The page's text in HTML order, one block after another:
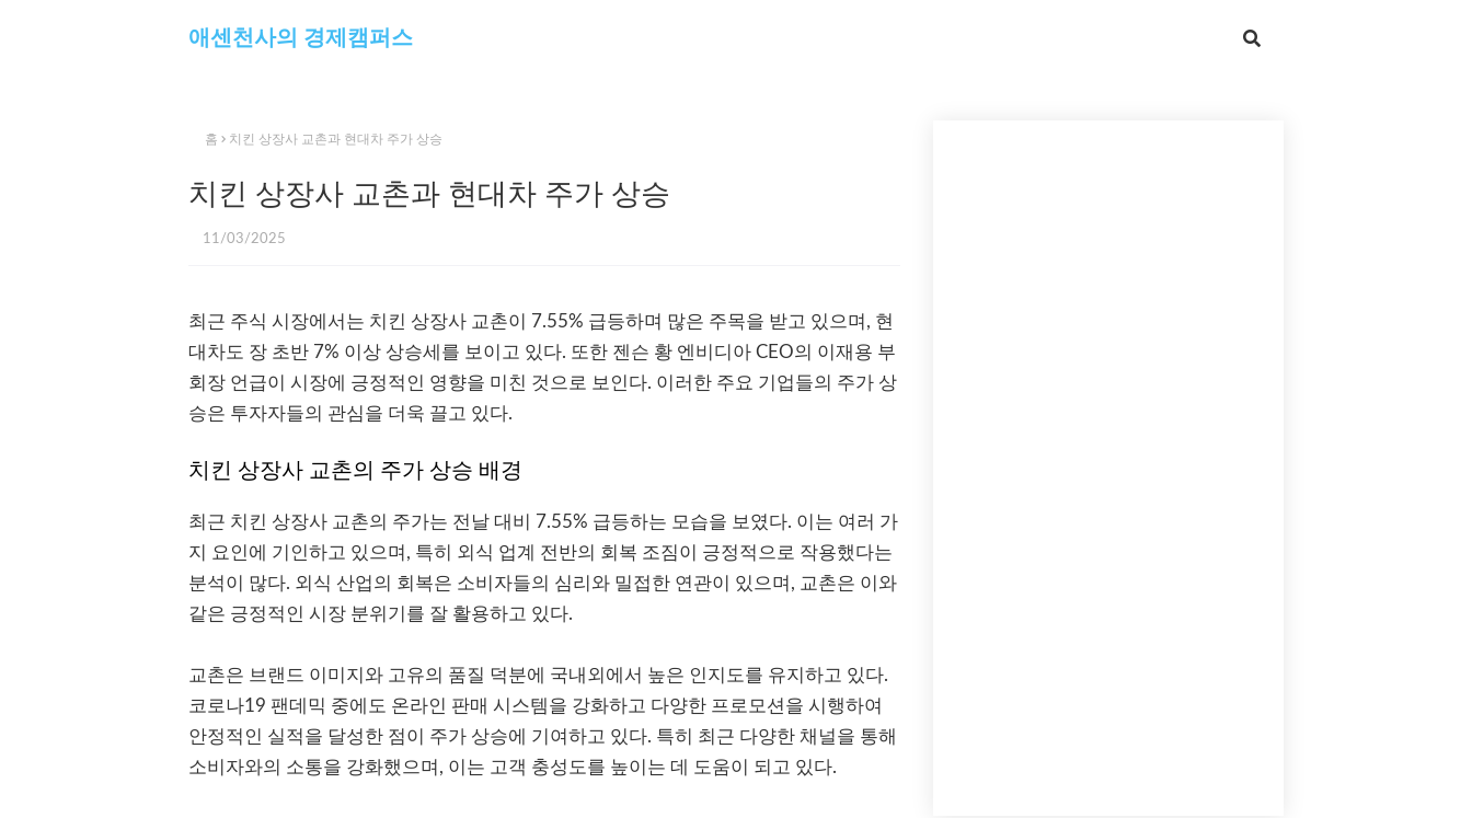
애센천사의 경제캠퍼스
홈 치킨 상장사 교촌과 현대차 주가 상승
치킨 상장사 교촌과 현대차 주가 상승
11/03/2025
최근 주식 시장에서는 치킨 상장사 교촌이 7.55% 급등하며 많은 주목을 받고 있으며, 현
대차도 장 초반 7% 이상 상승세를 보이고 있다. 또한 젠슨 황 엔비디아 CEO의 이재용 부
회장 언급이 시장에 긍정적인 영향을 미친 것으로 보인다. 이러한 주요 기업들의 주가 상
승은 투자자들의 관심을 더욱 끌고 있다.
치킨 상장사 교촌의 주가 상승 배경
최근 치킨 상장사 교촌의 주가는 전날 대비 7.55% 급등하는 모습을 보였다. 이는 여러 가
지 요인에 기인하고 있으며, 특히 외식 업계 전반의 회복 조짐이 긍정적으로 작용했다는
분석이 많다. 외식 산업의 회복은 소비자들의 심리와 밀접한 연관이 있으며, 교촌은 이와
같은 긍정적인 시장 분위기를 잘 활용하고 있다.
교촌은 브랜드 이미지와 고유의 품질 덕분에 국내외에서 높은 인지도를 유지하고 있다.
코로나19 팬데믹 중에도 온라인 판매 시스템을 강화하고 다양한 프로모션을 시행하여
안정적인 실적을 달성한 점이 주가 상승에 기여하고 있다. 특히 최근 다양한 채널을 통해
소비자와의 소통을 강화했으며, 이는 고객 충성도를 높이는 데 도움이 되고 있다.